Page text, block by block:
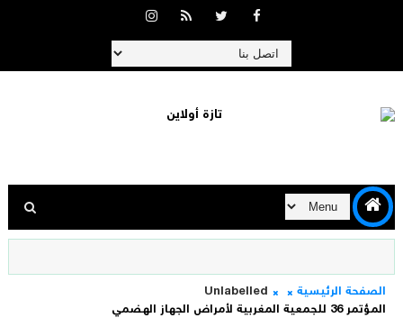
الصفحة الرئيسية
Unlabelled
المؤتمر 36 للجمعية المغربية لأمراض الجهاز الهضمي